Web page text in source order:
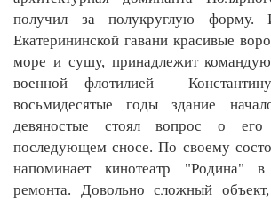
получил за полукруглую форму.
Екатерининской гавани красивые
море и сушу, принадлежит
военной флотилией
восьмидесятые годы здание
девяностые стоял вопрос о его
последующем сносе. По своему
напоминает кинотеатр "Родина"
ремонта. Довольно сложный